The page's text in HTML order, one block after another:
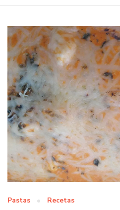
Pastas Recetas